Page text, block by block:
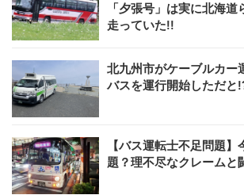
「夕張号」は実に北海
走っていた!!
北九州市がケーブルカー
バスを運行開始しただと
【バス運転士不足問題
題？理不尽なクレームと